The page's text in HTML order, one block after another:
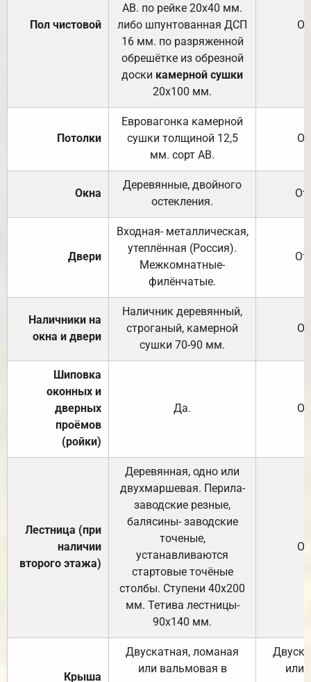
Пол чистовой
АВ. по рейке 20х40 мм.
либо шпунтованная ДСП
16 мм. по разряженной
обрешётке из обрезной
доски камерной сушки
20х100 мм.
Потолки
Евровагонка камерной
сушки толщиной 12,5
мм. сорт АВ.
Окна
Деревянные, двойного
остекления.
Двери
Входная- металлическая,
утеплённая (Россия).
Межкомнатные-
филёнчатые.
Наличники на
окна и двери
Наличник деревянный,
строганый, камерной
сушки 70-90 мм.
Шиповка
оконных и
дверных
проёмов
(ройки)
Да.
Лестница (при
наличии
второго этажа)
Деревянная, одно или
двухмаршевая. Перила-
заводские резные,
балясины- заводские
точеные,
устанавливаются
стартовые точёные
столбы. Ступени 40х200
мм. Тетива лестницы-
90х140 мм.
Крыша
Двускатная, ломаная
или вальмовая в
или